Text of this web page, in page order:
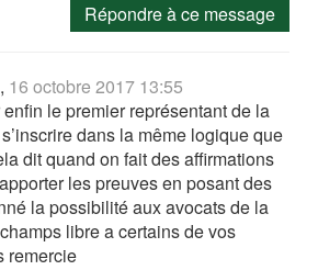
Répondre à ce message
, 16 octobre 2017 13:55
le premier représentant de la
dans la même logique que
dit quand on fait des affirmations
les preuves en posant des
la possibilité aux avocats de la
libre a certains de vos
remercie